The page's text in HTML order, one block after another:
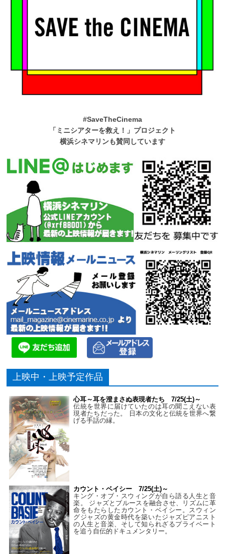
#SaveTheCinema
「ミニシアターを救え！」プロジェクト
横浜シネマリンも賛同しています
上映中・上映予定作品
心耳～耳を澄まさぬ表現者たち 7/25(土)～
伝統を世界に届けていたのは耳の聞こえない表
現者たちだった。 日本の文化と伝統を世界へ繋
げる手話の縁。
カウント・ベイシー 7/25(土)～
キング・オブ・スウィングが自ら語る人生と音
楽。 ジャズとブルースを融合させ、リズムに革
命をもたらしたカウント・ベイシー。スウィン
グジャズの黄金時代を築いたジャズピアニスト
の人生と音楽、そして知られざるプライベート
を追う自伝的ドキュメンタリー。